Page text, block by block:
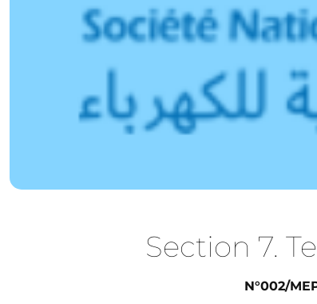
Section 7.
N°002/